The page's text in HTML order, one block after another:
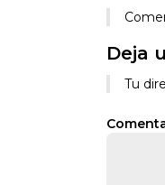
Deja
Tu